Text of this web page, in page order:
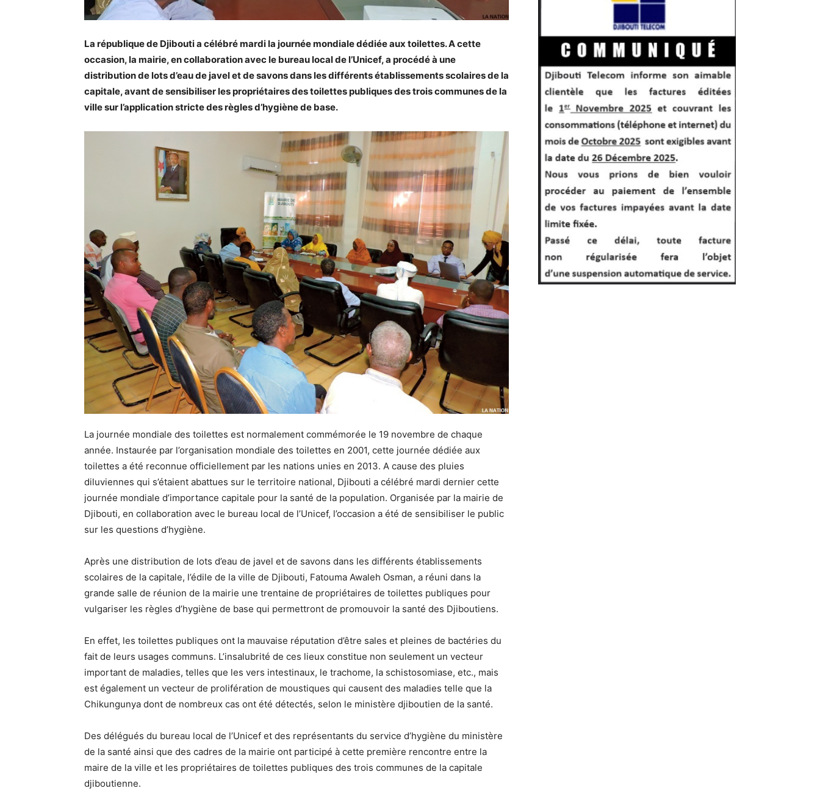
La république de Djibouti a célébré mardi la journée mondiale dédiée aux toilettes. A cette
occasion, la mairie, en collaboration avec le bureau local de l’Unicef, a procédé à une
distribution de lots d’eau de javel et de savons dans les différents établissements scolaires de la
capitale, avant de sensibiliser les propriétaires des toilettes publiques des trois communes de la
ville sur l’application stricte des règles d’hygiène de base.
La journée mondiale des toilettes est normalement commémorée le 19 novembre de chaque
année. Instaurée par l’organisation mondiale des toilettes en 2001, cette journée dédiée aux
toilettes a été reconnue officiellement par les nations unies en 2013. A cause des pluies
diluviennes qui s’étaient abattues sur le territoire national, Djibouti a célébré mardi dernier cette
journée mondiale d’importance capitale pour la santé de la population. Organisée par la mairie de
Djibouti, en collaboration avec le bureau local de l’Unicef, l’occasion a été de sensibiliser le public
sur les questions d’hygiène.
Après une distribution de lots d’eau de javel et de savons dans les différents établissements
scolaires de la capitale, l’édile de la ville de Djibouti, Fatouma Awaleh Osman, a réuni dans la
grande salle de réunion de la mairie une trentaine de propriétaires de toilettes publiques pour
vulgariser les règles d’hygiène de base qui permettront de promouvoir la santé des Djiboutiens.
En effet, les toilettes publiques ont la mauvaise réputation d’être sales et pleines de bactéries du
fait de leurs usages communs. L’insalubrité de ces lieux constitue non seulement un vecteur
important de maladies, telles que les vers intestinaux, le trachome, la schistosomiase, etc., mais
est également un vecteur de prolifération de moustiques qui causent des maladies telle que la
Chikungunya dont de nombreux cas ont été détectés, selon le ministère djiboutien de la santé.
Des délégués du bureau local de l’Unicef et des représentants du service d’hygiène du ministère
de la santé ainsi que des cadres de la mairie ont participé à cette première rencontre entre la
maire de la ville et les propriétaires de toilettes publiques des trois communes de la capitale
djiboutienne.